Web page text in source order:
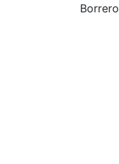
Borrero